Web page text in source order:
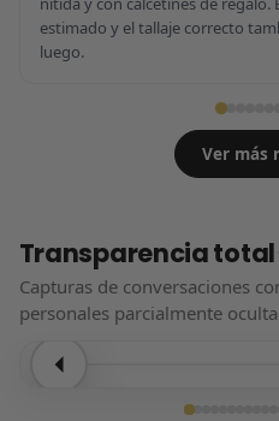
estimado y el tallaje correcto
luego.
Ver más
Transparencia total
Capturas de conversaciones
personales parcialmente